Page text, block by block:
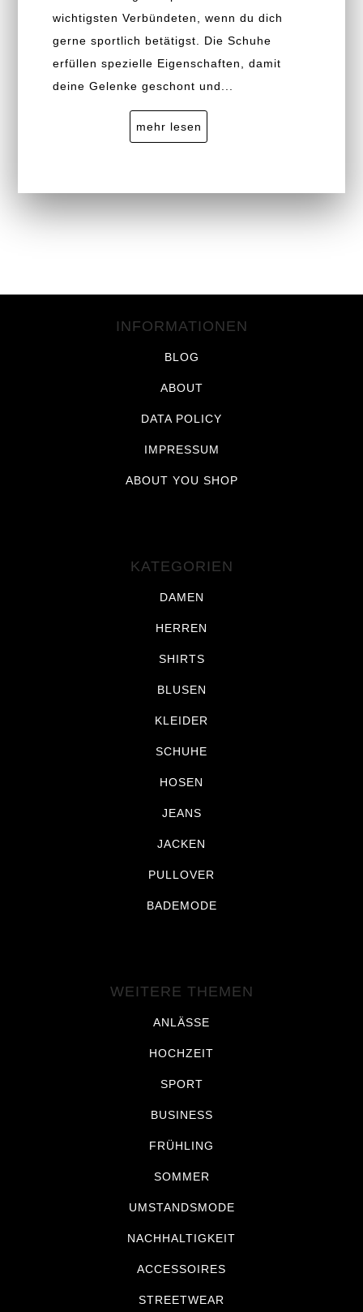
wichtigsten Verbündeten, wenn du dich
gerne sportlich betätigst. Die Schuhe
erfüllen spezielle Eigenschaften, damit
deine Gelenke geschont und...
mehr lesen
INFORMATIONEN
BLOG
ABOUT
DATA POLICY
IMPRESSUM
ABOUT YOU SHOP
KATEGORIEN
DAMEN
HERREN
SHIRTS
BLUSEN
KLEIDER
SCHUHE
HOSEN
JEANS
JACKEN
PULLOVER
BADEMODE
WEITERE THEMEN
ANLÄSSE
HOCHZEIT
SPORT
BUSINESS
FRÜHLING
SOMMER
UMSTANDSMODE
NACHHALTIGKEIT
ACCESSOIRES
STREETWEAR